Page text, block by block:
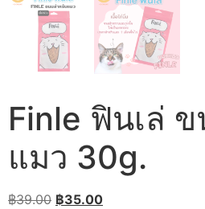
Finle ฟินเล่
แมว 30g.
฿39.00 Original
฿35.00Current